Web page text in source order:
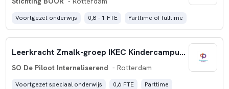
Voortgezet onderwijs 0,8 - 1 FTE Parttime of fulltime
Leerkracht Zmalk-groep IKEC Kindercampus de Piloot (0,6fte)
SO De Piloot Internaliserend - Rotterdam
Voortgezet speciaal onderwijs 0,6 FTE Parttime